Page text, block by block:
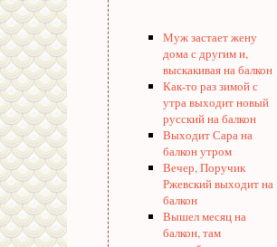
Муж застает жену
дома с другим и,
выскакивая на балкон
Как-то раз зимой с
утра выходит новый
русский на балкон
Выходит Сара на
балкон утром
Вечер, Поручик
Ржевский выходит на
балкон
Вышел месяц на
балкон, там